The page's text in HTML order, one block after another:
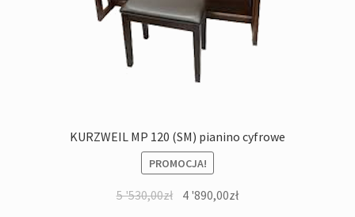
KURZWEIL MP 120 (SM) pianino cyfrowe
PROMOCJA!
5 '530,00zł Pierwotna
4 '890,00złAktualna